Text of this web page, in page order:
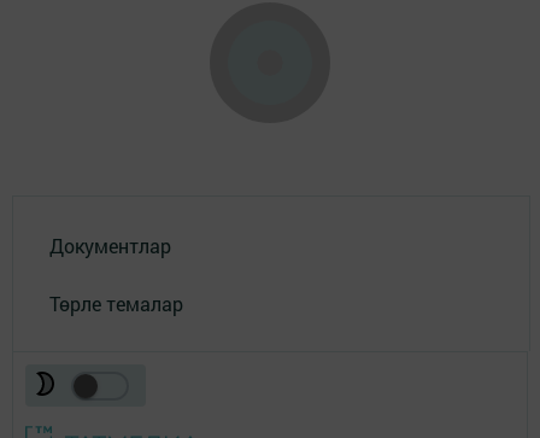
Документлар
Төрле темалар